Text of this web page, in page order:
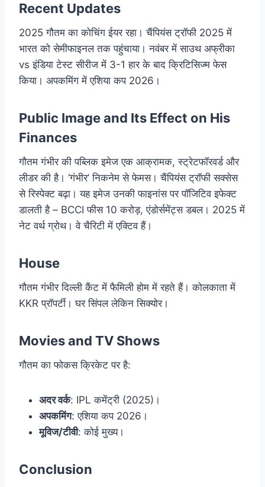
Recent Updates
2025 गौतम का कोचिंग ईयर रहा। चैंपियंस ट्रॉफी 2025 में
भारत को सेमीफाइनल तक पहुंचाया। नवंबर में साउथ अफ्रीका
vs इंडिया टेस्ट सीरीज में 3-1 हार के बाद क्रिटिसिज्म फेस
किया। अपकमिंग में एशिया कप 2026।
Public Image and Its Effect on His
Finances
गौतम गंभीर की पब्लिक इमेज एक आक्रामक, स्ट्रेटफॉरवर्ड और
लीडर की है। ‘गंभीर’ निकनेम से फेमस। चैंपियंस ट्रॉफी सक्सेस
से रिस्पेक्ट बढ़ा। यह इमेज उनकी फाइनांस पर पॉजिटिव इफेक्ट
डालती है – BCCI फीस 10 करोड़, एंडोर्समेंट्स डबल। 2025 में
नेट वर्थ ग्रोथ। वे चैरिटी में एक्टिव हैं।
House
गौतम गंभीर दिल्ली कैंट में फैमिली होम में रहते हैं। कोलकाता में
KKR प्रॉपर्टी। घर सिंपल लेकिन सिक्योर।
Movies and TV Shows
गौतम का फोकस क्रिकेट पर है:
अदर वर्क: IPL कमेंट्री (2025)।
अपकमिंग: एशिया कप 2026।
मूविज/टीवी: कोई मुख्य।
Conclusion